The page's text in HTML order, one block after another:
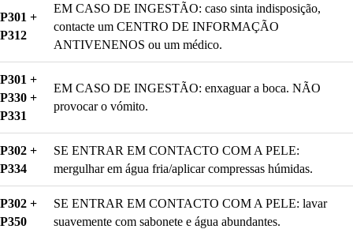
P301 +
P312
EM CASO DE INGESTÃO: caso sinta indisposição,
contacte um CENTRO DE INFORMAÇÃO
ANTIVENENOS ou um médico.
P301 +
P330 +
P331
EM CASO DE INGESTÃO: enxaguar a boca. NÃO
provocar o vómito.
P302 +
P334
SE ENTRAR EM CONTACTO COM A PELE:
mergulhar em água fria/aplicar compressas húmidas.
P302 +
P350
SE ENTRAR EM CONTACTO COM A PELE: lavar
suavemente com sabonete e água abundantes.